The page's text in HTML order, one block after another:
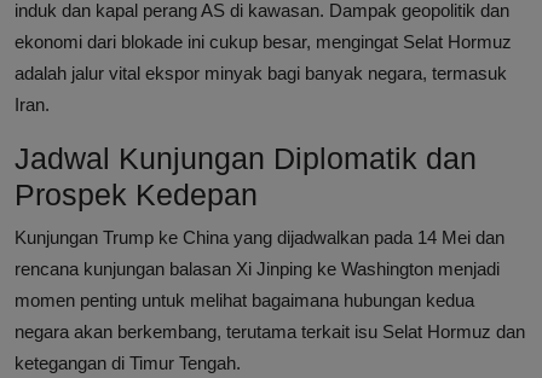
induk dan kapal perang AS di kawasan. Dampak geopolitik dan
ekonomi dari blokade ini cukup besar, mengingat Selat Hormuz
adalah jalur vital ekspor minyak bagi banyak negara, termasuk
Iran.
Jadwal Kunjungan Diplomatik dan
Prospek Kedepan
Kunjungan Trump ke China yang dijadwalkan pada 14 Mei dan
rencana kunjungan balasan Xi Jinping ke Washington menjadi
momen penting untuk melihat bagaimana hubungan kedua
negara akan berkembang, terutama terkait isu Selat Hormuz dan
ketegangan di Timur Tengah.